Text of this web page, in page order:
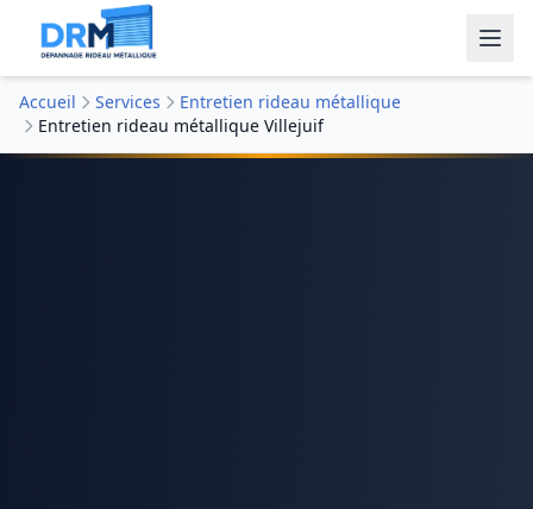
Accueil Services
Entretien rideau métallique
Entretien rideau métallique Villejuif